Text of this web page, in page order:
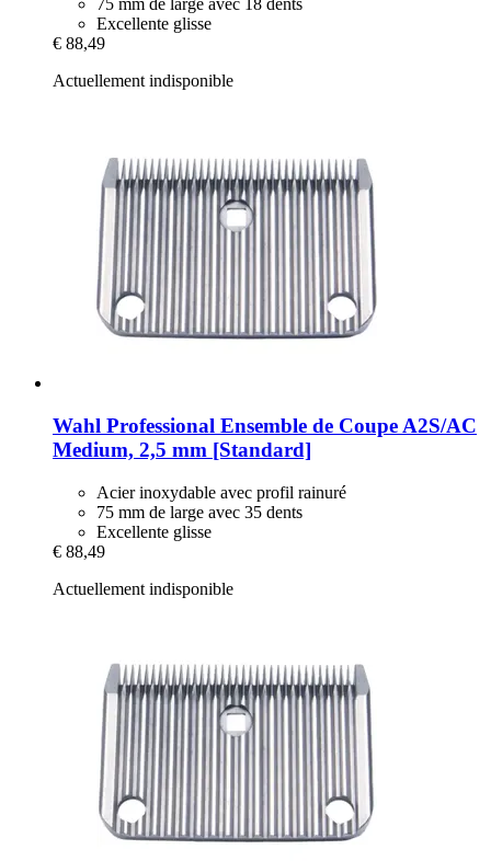
75 mm de large avec 18 dents
Excellente glisse
€ 88,49
Actuellement indisponible
Wahl Professional Ensemble de Coupe A2S/AC
Medium, 2,5 mm [Standard]
Acier inoxydable avec profil rainuré
75 mm de large avec 35 dents
Excellente glisse
€ 88,49
Actuellement indisponible